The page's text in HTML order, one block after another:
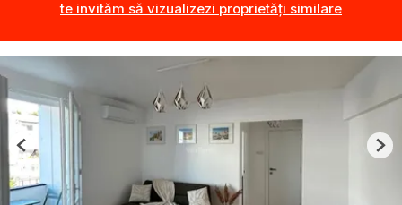
te invităm să vizualizezi proprietăți similare
Previous